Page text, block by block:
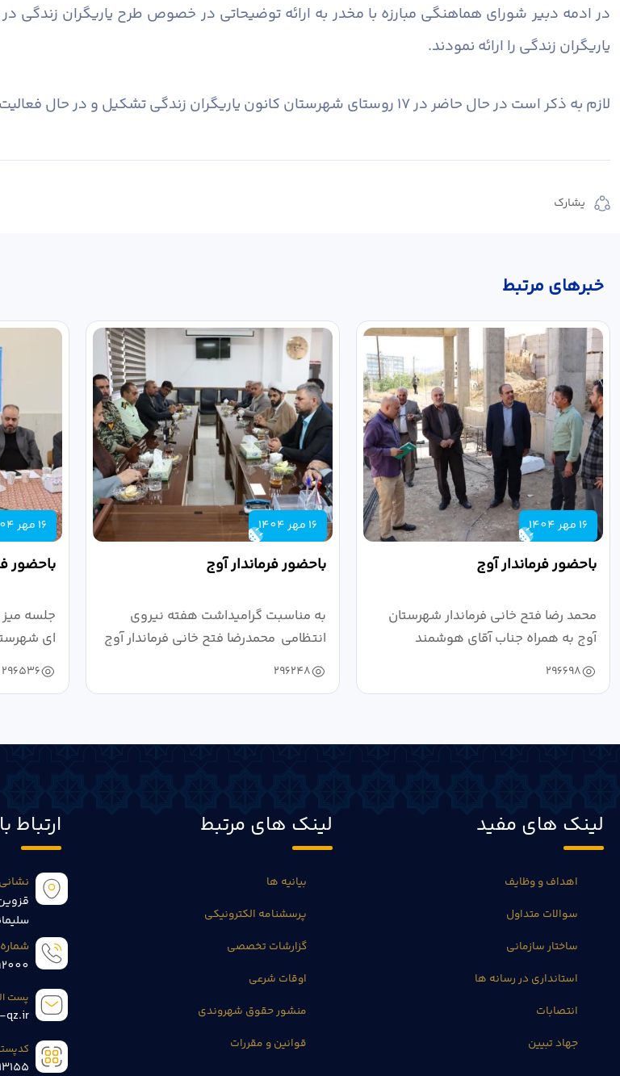
در ادمه دبیر شورای هماهنگی مبارزه با مخدر به ارائه توضیحاتی در خصوص طرح یاریگران زندگی
یاریگران زندگی را ارائه نمودند.
لازم به ذکر است در حال حاضر در ۱۷ روستای شهرستان کانون یاریگران زندگی تشکیل و در حال فعالیت می باشند.
يشارك
خبر‌های مرتبط
16 مهر 1404
باحضور فرماندار آوج
محمد رضا فتح خانی فرماندار شهرستان
آوج به همراه جناب آقای هوشمند
مدیرکل فرهنگ...
296698
16 مهر 1404
باحضور فرماندار آوج
به مناسبت گرامیداشت هفته نیروی
انتظامی محمدرضا فتح خانی فرماندار آوج
به...
296248
16 مهر 1404
باحضور
جلسه
ای
خانی...
296536
لینک های مفید
اهداف و وظایف
سوالات متداول
ساختار سازمانی
استانداری در رسانه ها
انتصابات
جهاد تبیین
لینک های مرتبط
بیانیه ها
پرسشنامه الکترونیکی
گزارشات تخصصی
اوقات شرعی
منشور حقوق شهروندی
قوانین و مقررات
ارتباط
پست
qz.ir